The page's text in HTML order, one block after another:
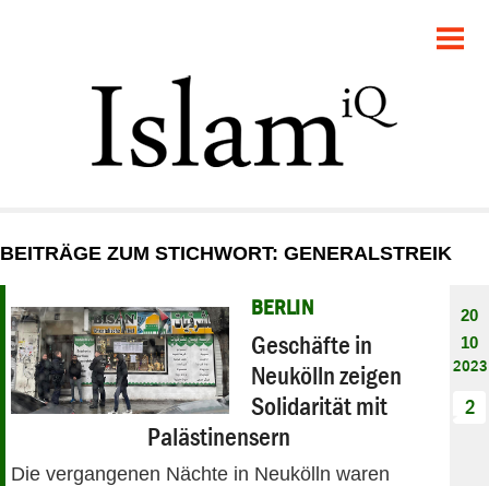
GESELLSCHAFT
STARTSEITE
DEBATTE
PANORAMA
BEITRÄGE ZUM STICHWORT: GENERALSTREIK
BERLIN
Geschäfte in
Neukölln zeigen
Solidarität mit
Palästinensern
Die vergangenen Nächte in Neukölln waren
20
10
2023
2